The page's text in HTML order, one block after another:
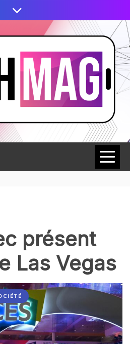
présent
Las Vegas